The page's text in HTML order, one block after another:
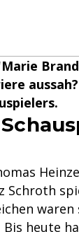
Schroth
heute